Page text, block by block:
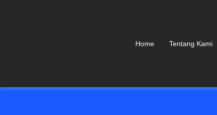
Home Tentang Kami